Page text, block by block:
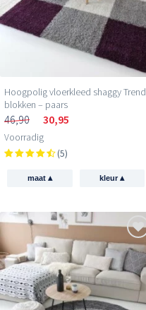
Hoogpolig vloerkleed shaggy Trend
blokken – paars
46,90 30,95
Voorradig
(5)
maat ▴ kleur▴